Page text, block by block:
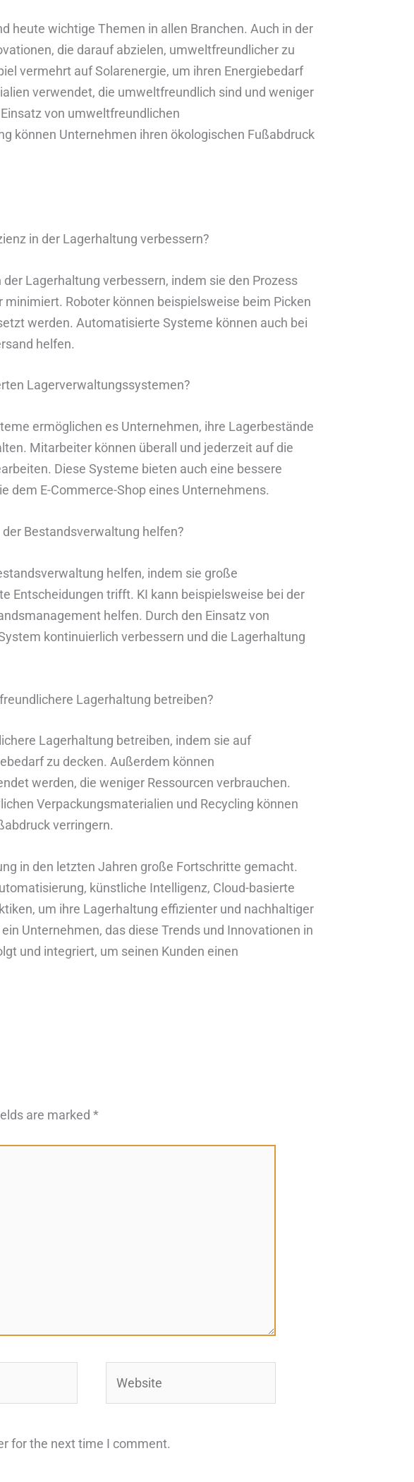
heute wichtige Themen in allen Branchen. Auch in der
die darauf abzielen, umweltfreundlicher zu
vermehrt auf Solarenergie, um ihren Energiebedarf
verwendet, die umweltfreundlich sind und weniger
von umweltfreundlichen
können Unternehmen ihren ökologischen Fußabdruck
in der Lagerhaltung verbessern?
Lagerhaltung verbessern, indem sie den Prozess
Roboter können beispielsweise beim Picken
werden. Automatisierte Systeme können auch bei
helfen.
Lagerverwaltungssystemen?
ermöglichen es Unternehmen, ihre Lagerbestände
Mitarbeiter können überall und jederzeit auf die
Diese Systeme bieten auch eine bessere
dem E-Commerce-Shop eines Unternehmens.
Bestandsverwaltung helfen?
helfen, indem sie große
Entscheidungen trifft. KI kann beispielsweise bei der
helfen. Durch den Einsatz von
kontinuierlich verbessern und die Lagerhaltung
Lagerhaltung betreiben?
Lagerhaltung betreiben, indem sie auf
zu decken. Außerdem können
werden, die weniger Ressourcen verbrauchen.
Verpackungsmaterialien und Recycling können
verringern.
in den letzten Jahren große Fortschritte gemacht.
künstliche Intelligenz, Cloud-basierte
um ihre Lagerhaltung effizienter und nachhaltiger
Unternehmen, das diese Trends und Innovationen in
und integriert, um seinen Kunden einen
are marked *
for the next time I comment.